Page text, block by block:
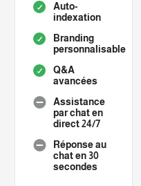
Auto-
indexation
Branding
personnalisable
Q&A
avancées
Assistance
par chat en
direct 24/7
Réponse au
chat en 30
secondes